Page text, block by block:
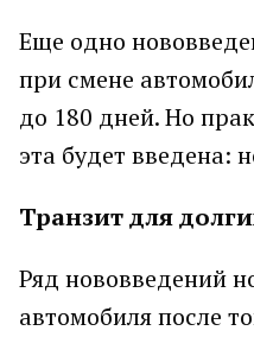
Еще одно
при смене
до 180 дней. Но
эта будет введена:
Транзит для
Ряд нововведений
автомобиля после